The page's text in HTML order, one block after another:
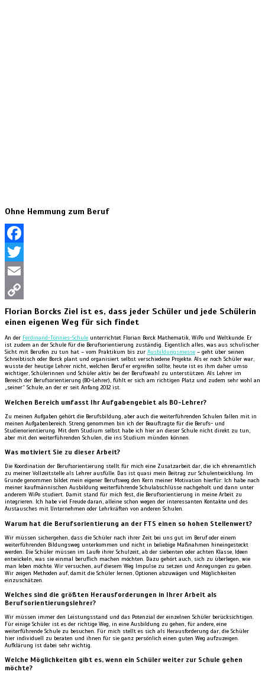
Ohne Hemmung zum Beruf
Facebook
Twitter
Email
Copy
Florian Borcks Ziel ist es, dass jeder Schüler und jede Schülerin
einen eigenen Weg für sich findet
An der Ferdinand-Tönnies-Schule unterrichtet Florian Borck Mathematik, WiPo und Weltkunde. Er
ist zudem an der Schule für die Berufsorientierung zuständig. Eigentlich alles, was aus schulischer
Sicht mit Berufen zu tun hat – vom Praktikum bis zur Ausbildungsmesse – geht über seinen
Schreibtisch oder Borck plant und organisiert selbst verschiedene Projekte. Als er noch Schüler war,
wusste der heutige Lehrer nicht, welchen Beruf er ergreifen sollte; heute ist es ihm daher umso
wichtiger, Schülerinnen und Schüler aktiv bei der Berufswahl zu unterstützen. Als Lehrer im
Bereich der Berufsorientierung (BO-Lehrer), fühlt er sich am richtigen Platz und zudem sehr wohl an
„seiner“ Schule, an der er seit Anfang 2012 ist.
Welchen Bereich umfasst Ihr Aufgabengebiet als BO-Lehrer?
Zu meinen Aufgaben gehört die Berufsbildung, aber auch die weiterführenden Schulen fallen mit in
meinen Aufgabenbereich. Streng genommen bin ich der Beauftragte für die Berufs- und
Studienorientierung. Mit dem Studium selbst habe ich hier an dieser Schule nicht direkt zu tun,
aber mit den weiterführenden Schulen, die ins Studium münden können.
Was motiviert Sie zu dieser Arbeit?
Die Koordination der Berufsorientierung stellt für mich eine Zusatzarbeit dar, die ich ehrenamtlich
zu meiner Vollzeitstelle als Lehrer ausfülle. Das ist quasi mein Beitrag zur Schulentwicklung. Im
Grunde genommen bildet mein eigener Berufsweg den Kern meiner Motivation hierfür: Ich habe nach
meiner kaufmännischen Ausbildung weiterführende Schulabschlüsse nachgeholt und dann unter
anderem WiPo studiert. Damit stand für mich fest, die Berufsorientierung in meine Arbeit zu
integrieren. Ich habe viel Freude daran, alleine schon wegen der interessanten Kontakte und des
Austausches mit Unternehmen oder Lehrkräften von anderen Schulen.
Warum hat die Berufsorientierung an der FTS einen so hohen Stellenwert?
Wir müssen sichergehen, dass die Schüler nach ihrer Zeit bei uns gut im Beruf oder einem
weiterführenden Bildungsweg unterkommen und nicht in beliebige Maßnahmen hineingesteckt
werden. Die Schüler müssen im Laufe ihrer Schulzeit, ab der siebenten oder achten Klasse, Ideen
entwickeln, was sie einmal beruflich machen möchten. Dazu gehört auch, sich zu überlegen, wie
man leben möchte. Wir versuchen, auf diesem Weg Impulse zu setzen und Anregungen zu geben.
Wir zeigen Methoden auf, damit die Schüler lernen, Optionen abzuwägen und Möglichkeiten
einzuschätzen.
Welches sind die größten Herausforderungen in Ihrer Arbeit als
Berufsorientierungslehrer?
Wir müssen immer den Leistungsstand und das Potenzial der einzelnen Schüler berücksichtigen.
Für einige Schüler ist es der richtige Weg, in eine Ausbildung zu gehen, für andere, eine
weiterführende Schule zu besuchen. Für mich stellt es sich als Herausforderung dar, die Schüler
hier individuell zu beraten und ihnen für sie ganz persönlich einen guten Weg aufzuzeigen.
Aufklärung ist dabei sehr wichtig.
Welche Möglichkeiten gibt es, wenn ein Schüler weiter zur Schule gehen
möchte?